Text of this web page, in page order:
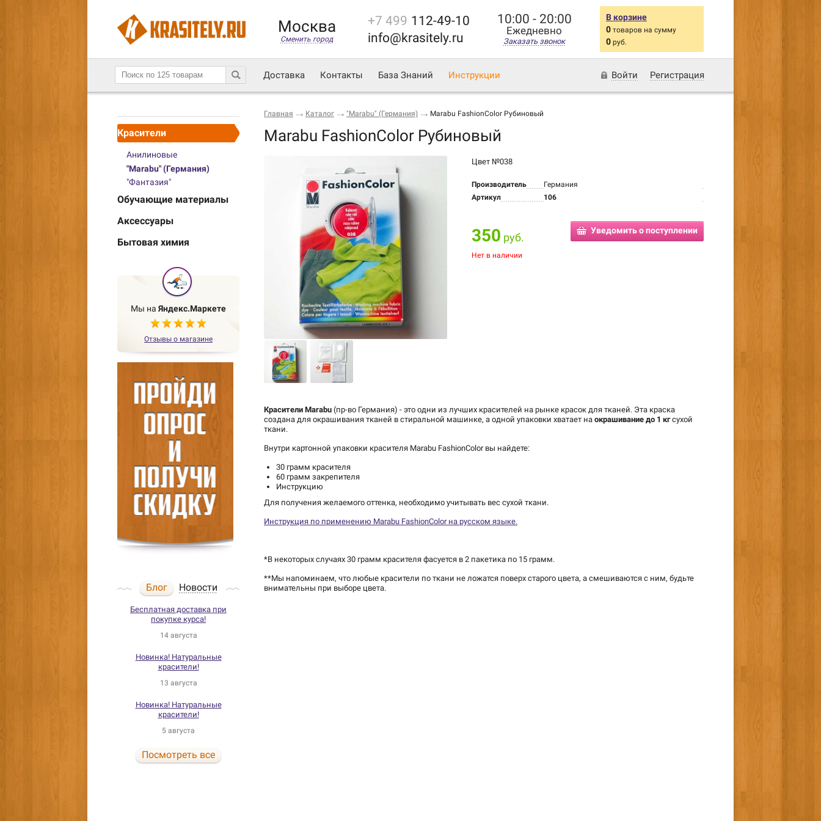
Москва
Сменить город
+7 499 112-49-10
info@krasitely.ru
10:00 - 20:00
Ежедневно
Заказать звонок
В корзине
0 товаров на сумму
0 руб.
Доставка Контакты База Знаний Инструкции Войти Регистрация
Красители
Анилиновые
"Marabu" (Германия)
"Фантазия"
Обучающие материалы
Аксессуары
Бытовая химия
Мы на Яндекс.Маркете
Отзывы о магазине
Блог Новости
Бесплатная доставка при
покупке курса!
14 августа
Новинка! Натуральные
красители!
13 августа
Новинка! Натуральные
красители!
5 августа
Посмотреть все
Главная Каталог "Marabu" (Германия) Marabu FashionColor Рубиновый
Marabu FashionColor Рубиновый
Цвет №038
Производитель
Германия
Артикул
106
350 руб.
Нет в наличии
Уведомить о поступлении
Красители Marabu (пр-во Германия) - это одни из лучших красителей на рынке красок для тканей. Эта краска
создана для окрашивания тканей в стиральной машинке, а одной упаковки хватает на окрашивание до 1 кгсухой
ткани.
Внутри картонной упаковки красителя Marabu FashionColor вы найдете:
30 грамм красителя
60 грамм закрепителя
Инструкцию
Для получения желаемого оттенка, необходимо учитывать вес сухой ткани.
Инструкция по применению Marabu FashionColor на русском языке.
*В некоторых случаях 30 грамм красителя фасуется в 2 пакетика по 15 грамм.
**Мы напоминаем, что любые красители по ткани не ложатся поверх старого цвета, а смешиваются с ним, будьте
внимательны при выборе цвета.